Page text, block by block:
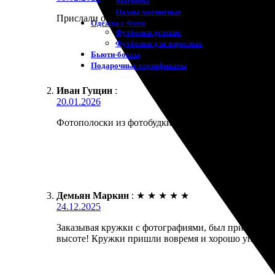
Пазлы магнитные
Одежда с Фото
Футболки детские
Футболки для взрослых
Бьюти-боксы
Подарочные сертификаты
Прислали оповещение, что заказ готов и передан
Иван Гущин :
20.01.2026
Фотополоски из фотобудки печатал для
Демьян Маркин : ★ ★ ★ ★ ★
24.12.2025
Заказывая кружки с фотографиями, был приятно
высоте! Кружки пришли вовремя и хорошо